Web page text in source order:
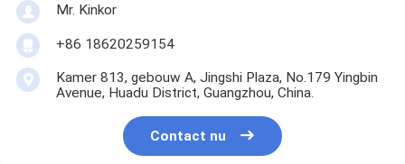
Mr. Kinkor
+86 18620259154
Kamer 813, gebouw A, Jingshi Plaza, No.179 Yingbin
Avenue, Huadu District, Guangzhou, China.
Contact nu